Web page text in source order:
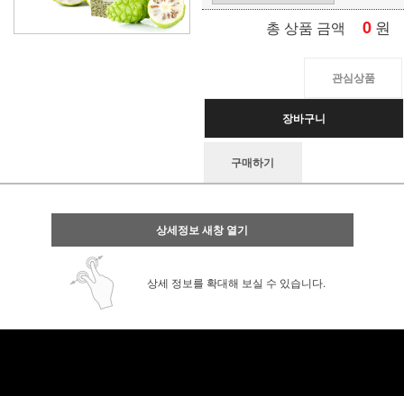
총 상품 금액 0 원
관심상품
장바구니
구매하기
상세정보 새창 열기
상세 정보를 확대해 보실 수 있습니다.